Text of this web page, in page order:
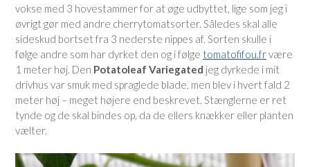
vokse med 3 hovestammer for at øge udbyttet, lige som jeg i
øvrigt gør med andre cherrytomatsorter. Således skal alle
sideskud bortset fra 3 nederste nippes af. Sorten skulle i
følge andre som har dyrket den og i følge tomatofifou.frvære
1 meter høj. Den Potatoleaf Variegated jeg dyrkede i mit
drivhus var smuk med spraglede blade, men blev i hvert fald 2
meter høj – meget højere end beskrevet. Stænglerne er ret
tynde og de skal bindes op, da de ellers knækker eller planten
vælter.